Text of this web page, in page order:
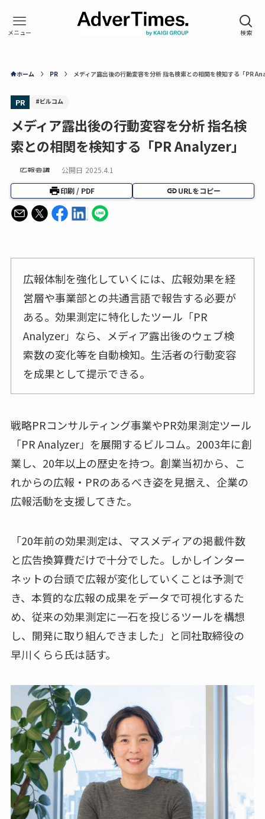
ホーム PR メディア露出後の行動変容を分析 指名検索との相関を検知する「PR
PR #ビルコム
メディア露出後の行動変容を分析 指名検
索との相関を検知する「PR Analyzer」
公開日 2025.4.1
印刷 / PDF URLをコピー
広報体制を強化していくには、広報効果を経
営層や事業部との共通言語で報告する必要が
ある。効果測定に特化したツール「PR
Analyzer」なら、メディア露出後のウェブ検
索数の変化等を自動検知。生活者の行動変容
を成果として提示できる。
戦略PRコンサルティング事業やPR効果測定ツール
「PR Analyzer」を展開するビルコム。2003年に創
業し、20年以上の歴史を持つ。創業当初から、こ
れからの広報・PRのあるべき姿を見据え、企業の
広報活動を支援してきた。
「20年前の効果測定は、マスメディアの掲載件数
と広告換算費だけで十分でした。しかしインター
ネットの台頭で広報が変化していくことは予測で
き、本質的な広報の成果をデータで可視化するた
め、従来の効果測定に一石を投じるツールを構想
し、開発に取り組んできました」と同社取締役の
早川くらら氏は話す。